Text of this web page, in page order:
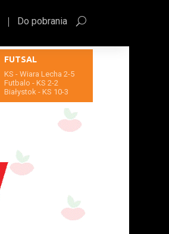
Do pobrania
FUTSAL
KS - Wiara Lecha 2-5
Futbalo - KS 2-2
Białystok - KS 10-3